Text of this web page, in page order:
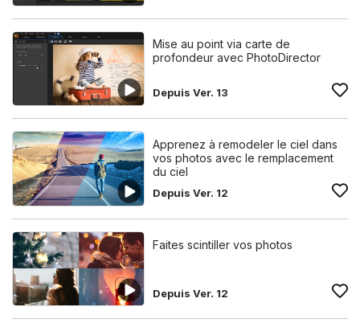
Mise au point via carte de
profondeur avec PhotoDirector
Depuis Ver. 13
Apprenez à remodeler le ciel dans
vos photos avec le remplacement
du ciel
Depuis Ver. 12
Faites scintiller vos photos
Depuis Ver. 12